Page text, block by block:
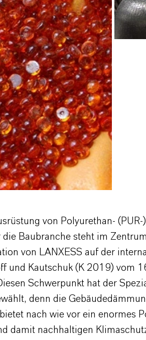
von Polyurethan-
Baubranche steht im
von LANXESS auf der
und Kautschuk (K 2019) vom
Schwerpunkt hat der
denn die
nach wie vor ein enormes
damit nachhaltigen